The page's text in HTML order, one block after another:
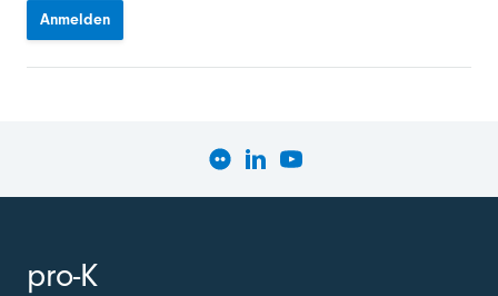
Anmelden
pro-K